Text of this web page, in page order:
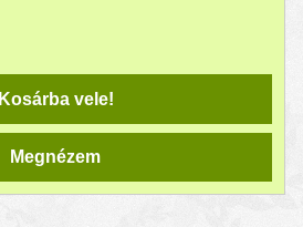
Kosárba vele!
Megnézem